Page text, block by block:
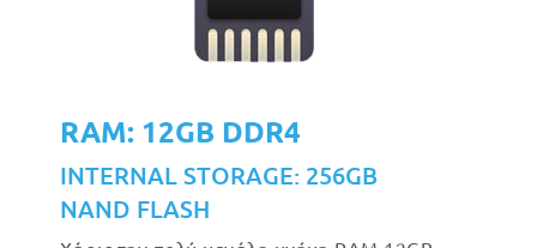
RAM: 12GB DDR4
INTERNAL STORAGE: 256GB
NAND FLASH